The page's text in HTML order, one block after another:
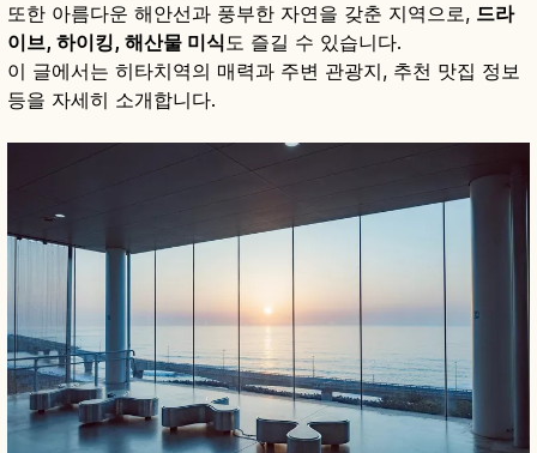
또한 아름다운 해안선과 풍부한 자연을 갖춘 지역으로, 드라
이브, 하이킹, 해산물 미식도 즐길 수 있습니다.
이 글에서는 히타치역의 매력과 주변 관광지, 추천 맛집 정보
등을 자세히 소개합니다.